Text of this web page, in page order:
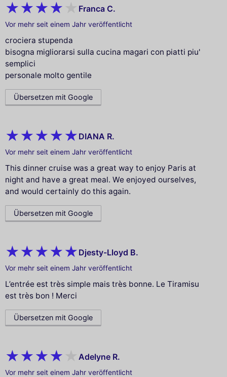
Franca C.
Vor mehr seit einem Jahr veröffentlicht
crociera stupenda
bisogna migliorarsi sulla cucina magari con piatti piu'
semplici
personale molto gentile
Übersetzen mit Google
DIANA R.
Vor mehr seit einem Jahr veröffentlicht
This dinner cruise was a great way to enjoy Paris at
night and have a great meal. We enjoyed ourselves,
and would certainly do this again.
Übersetzen mit Google
Djesty-Lloyd B.
Vor mehr seit einem Jahr veröffentlicht
L’entrée est très simple mais très bonne. Le Tiramisu
est très bon ! Merci
Übersetzen mit Google
Adelyne R.
Vor mehr seit einem Jahr veröffentlicht